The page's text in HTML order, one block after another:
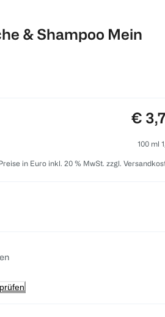
& Shampoo Mein
€
100 ml
in Euro inkl. 20 % MwSt. zzgl.